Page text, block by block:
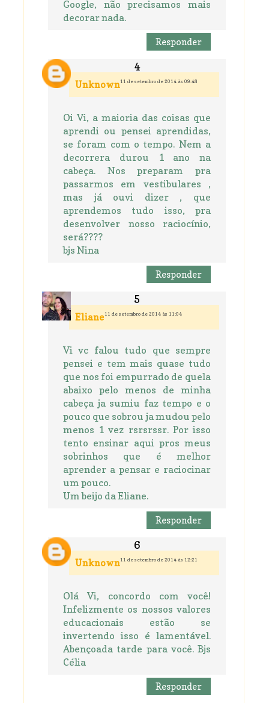
Google, não precisamos mais
decorar nada.
Responder
Unknown11 de setembro de 2014 às 09:48
Oi Vi, a maioria das coisas que
aprendi ou pensei aprendidas,
se foram com o tempo. Nem a
decorrera durou 1 ano na
cabeça. Nos preparam pra
passarmos em vestibulares ,
mas já ouvi dizer , que
aprendemos tudo isso, pra
desenvolver nosso raciocínio,
será????
bjs Nina
Responder
Eliane 11 de setembro de 2014 às 11:04
Vi vc falou tudo que sempre
pensei e tem mais quase tudo
que nos foi empurrado de quela
abaixo pelo menos de minha
cabeça ja sumiu faz tempo e o
pouco que sobrou ja mudou pelo
menos 1 vez rsrsrssr. Por isso
tento ensinar aqui pros meus
sobrinhos que é melhor
aprender a pensar e raciocinar
um pouco.
Um beijo da Eliane.
Responder
Unknown11 de setembro de 2014 às 12:21
Olá Vi, concordo com você!
Infelizmente os nossos valores
educacionais estão se
invertendo isso é lamentável.
Abençoada tarde para você. Bjs
Célia
Responder